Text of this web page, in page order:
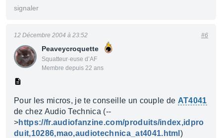
signaler
Peaveycroquette
Squatteur·euse d’AF
Membre depuis 22 ans
12 Décembre 2004 à 23:52 #6
Pour les micros, je te conseille un couple de AT4041
de chez Audio Technica (--
>https://fr.audiofanzine.com/produits/index,idpro
duit,10286,mao,audiotechnica_at4041.html )